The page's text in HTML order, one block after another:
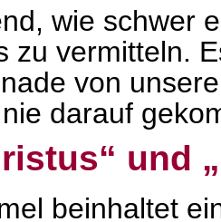
wie schwer
zu vermitteln.
von
darauf
und
beinhaltet